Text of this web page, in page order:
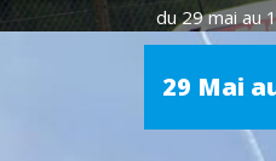
du 29 mai au
29 Mai